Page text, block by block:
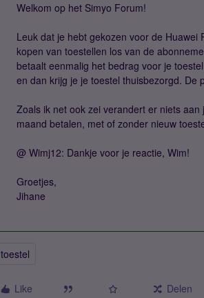
Welkom op het Simyo Forum!
Leuk dat je hebt gekozen voor de
kopen van toestellen los van de
betaalt eenmalig het bedrag voor je
en dan krijg je je toestel thuisbezorgd. De
Zoals ik net ook zei verandert er niets
maand betalen, met of zonder nieuw
@ Wimj12: Dankje voor je reactie, Wim!
Groetjes,
Jihane
toestel
Like Delen